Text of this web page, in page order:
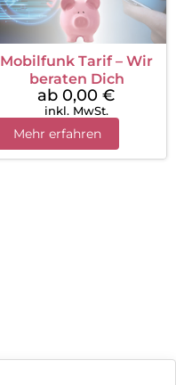
Mobilfunk Tarif – Wir
beraten Dich
ab 0,00 €
inkl. MwSt.
Mehr erfahren